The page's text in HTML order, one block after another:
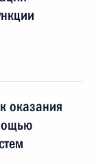
оказания